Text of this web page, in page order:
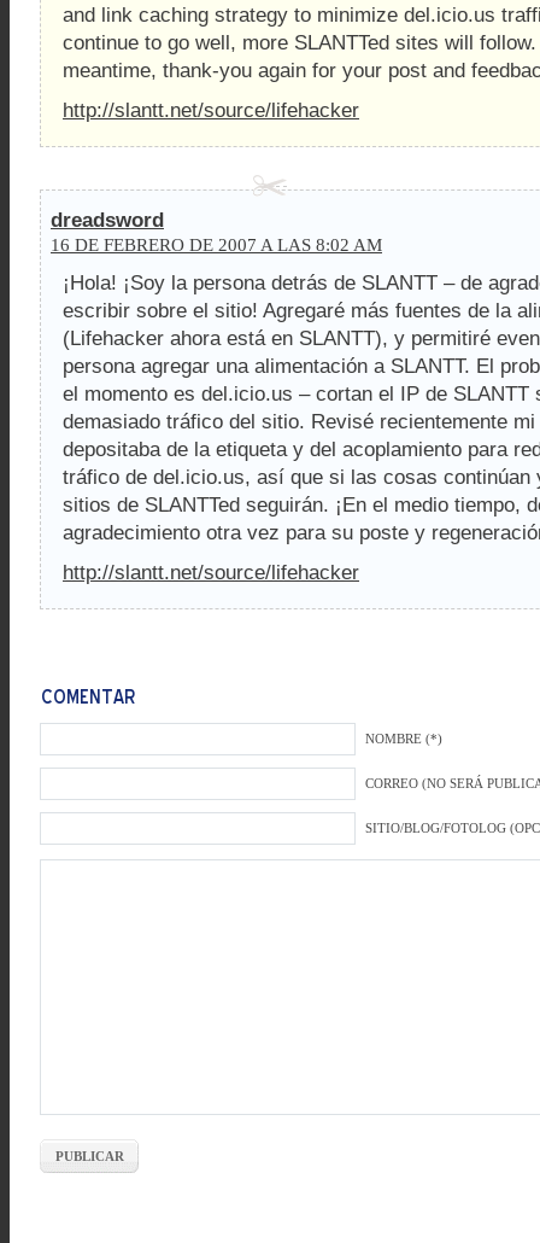
and link caching strategy to minimize del.icio.us
continue to go well, more SLANTTed sites will
meantime, thank-you again for your post and
http://slantt.net/source/lifehacker
dreadsword
16 DE FEBRERO DE 2007 A LAS 8:02 AM
¡Hola! ¡Soy la persona detrás de SLANTT – de
escribir sobre el sitio! Agregaré más fuentes de la
(Lifehacker ahora está en SLANTT), y permitiré
persona agregar una alimentación a SLANTT. El
el momento es del.icio.us – cortan el IP de SLANTT
demasiado tráfico del sitio. Revisé recientemente
depositaba de la etiqueta y del acoplamiento para
tráfico de del.icio.us, así que si las cosas continúan
sitios de SLANTTed seguirán. ¡En el medio tiempo,
agradecimiento otra vez para su poste y
http://slantt.net/source/lifehacker
NOMBRE (*)
CORREO (NO SERÁ
SITIO/BLOG/FOTOLOG